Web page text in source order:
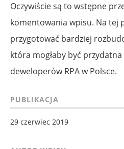
Oczywiście są to wstępne
komentowania wpisu. Na tej
przygotować bardziej
która mogłaby być
deweloperów RPA w Polsce.
PUBLIKACJA
29 czerwiec 2019